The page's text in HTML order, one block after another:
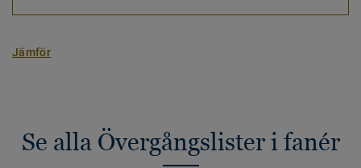
Jämför
Se alla Övergångslister i fanér